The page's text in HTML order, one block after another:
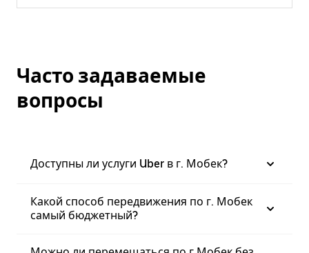
Часто задаваемые
вопросы
Доступны ли услуги Uber в г. Мобек?
Какой способ передвижения по г. Мобек
самый бюджетный?